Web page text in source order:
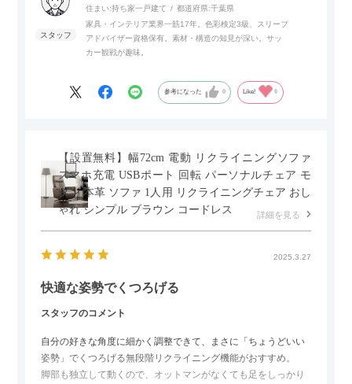
サイドボードとして多目的な用途に対応しています。
また、扉は横方向へのスライド式となっているので開閉時のス
ペースを最小限に抑えられ、省スペースでご利用いただけるの
住まい:持ち家一戸建て 都道府県:千葉県
家具・インテリア業界一筋17年。色彩検定3級、スリープ
アドバイザー資格保有。素材・構造の知見が深い。サッ
カー観戦が趣味。
参考になった 0 Like! 0
【設置無料】幅72cm 電動 リクライニングソファ
スマホ充電 USBポート 回転 パーソナルチェア モ
ダン 本革 ソファ 1人用 リクライニングチェア おし
ゃれ シンプル ブラウン コードレス
詳細を見る
2025.3.27
快適な姿勢でくつろげる
スタッフのコメント
自分の好きな角度に細かく調整できて、まさに「ちょうどいい
姿勢」でくつろげる無段階リクライニング機能がおすすめ。
脚部も独立して動くので、オットマンがなくても足をしっかり